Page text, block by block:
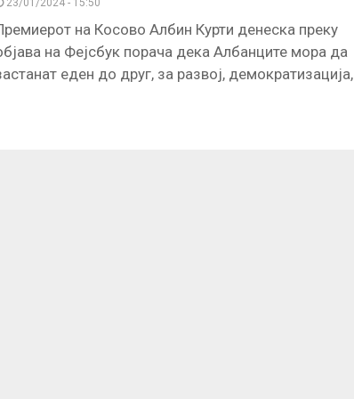
23/01/2024 - 15:50
на Косово Албин Курти денеска преку
на Фејсбук порача дека Албанците мора да
еден до друг, за развој, демократизација,